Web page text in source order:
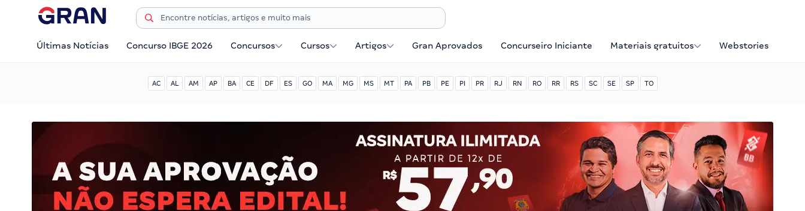
Últimas Notícias Concurso IBGE 2026 Concursos Cursos Artigos Gran Aprovados Concurseiro Iniciante Materiais gratuitos Webstories
AC AL AM AP BA CE DF ES GO MA MG MS MT PA PB PE PI PR RJ RN RO RR RS SC SE SP TO